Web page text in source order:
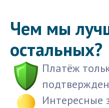
Чем мы
остальных?
Платёж
Интересные